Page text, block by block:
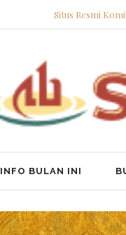
Situs Resmi
INFO BULAN INI